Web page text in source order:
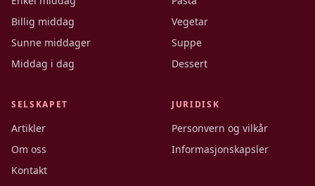
Billig middag
Sunne middager
Middag i dag
Vegetar
Suppe
Dessert
SELSKAPET
Artikler
Om oss
Kontakt
JURIDISK
Personvern og vilkår
Informasjonskapsler